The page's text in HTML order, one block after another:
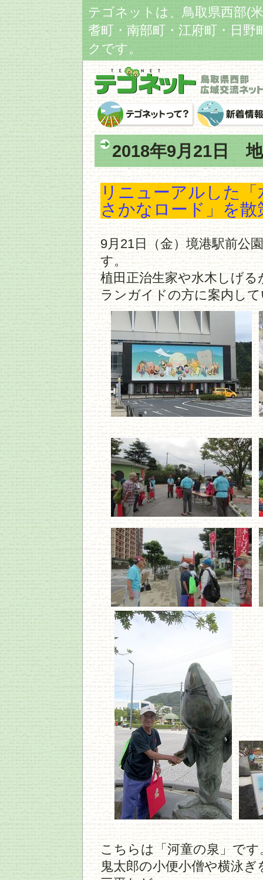
テゴネットは、鳥取県西部(
耆町・南部町・江府町・日
クです。
2018年9月21日
リニューアルした
さかなロード」を散
9月21日（金）境港駅前公
す。
植田正治生家や水木しげ
ランガイドの方に案内し
こちらは「河童の泉」で
鬼太郎の小便小僧や横泳